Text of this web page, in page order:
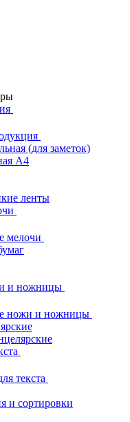
(для заметок)
А4
ленты
мелочи
и ножницы
ножи и ножницы
текста
и сортировки